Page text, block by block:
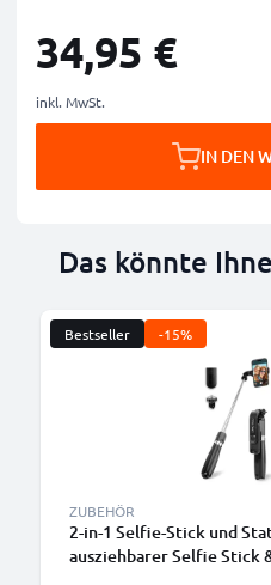
34,95 €
inkl. MwSt.
IN DEN
Das könnte
Bestseller -15%
ZUBEHÖR
2-in-1 Selfie-Stick und
ausziehbarer Selfie Stick